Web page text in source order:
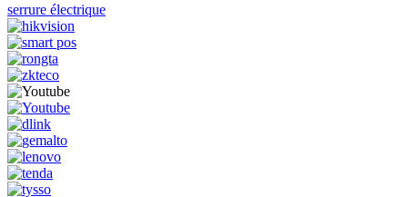
serrure électrique